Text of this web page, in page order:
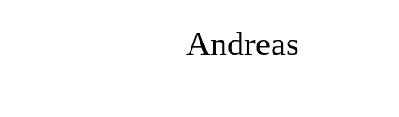
Andreas